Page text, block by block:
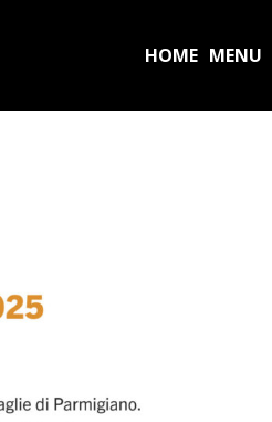
HOME MENU